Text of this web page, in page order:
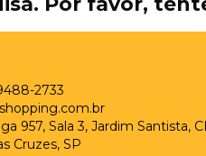
2733
957, Sala 3, Jardim Santista,
Cruzes, SP